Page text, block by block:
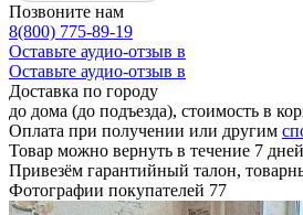
Позвоните нам
8(800) 775-89-19
Оставьте аудио-отзыв в
Оставьте аудио-отзыв в
Доставка по городу
до дома (до подъезда), стоимость в
Оплата при получении или другим
Товар можно вернуть в течение 7 дней
Привезём гарантийный талон,
Фотографии покупателей 77